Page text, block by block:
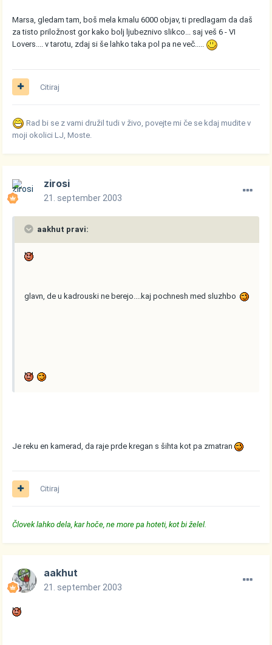
Marsa, gledam tam, boš mela kmalu 6000 objav, ti predlagam da daš
za tisto priložnost gor kako bolj ljubeznivo slikco... saj veš 6 - VI
Lovers.... v tarotu, zdaj si še lahko taka pol pa ne več.....
Citiraj
Rad bi se z vami družil tudi v živo, povejte mi če se kdaj mudite v
moji okolici LJ, Moste.
zirosi
21. september 2003
aakhut pravi:
glavn, de u kadrouski ne berejo....kaj pochnesh med sluzhbo
Je reku en kamerad, da raje prde kregan s šihta kot pa zmatran
Citiraj
Človek lahko dela, kar hoče, ne more pa hoteti, kot bi želel.
aakhut
21. september 2003